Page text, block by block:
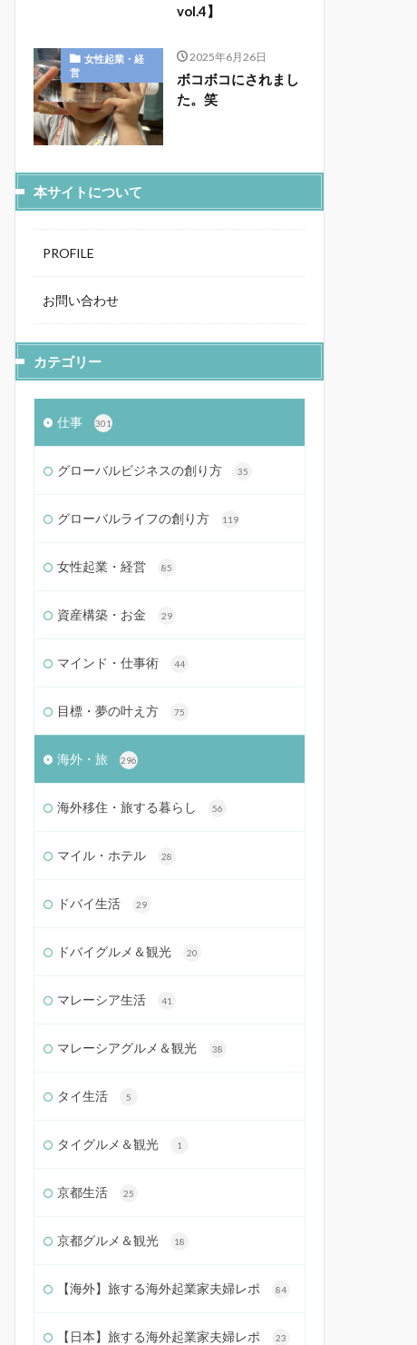
vol.4】
女性起業・経
営
2025年6月26日
ボコボコにされまし
た。笑
本サイトについて
PROFILE
お問い合わせ
カテゴリー
仕事 301
グローバルビジネスの創り方 35
グローバルライフの創り方 119
女性起業・経営 85
資産構築・お金 29
マインド・仕事術 44
目標・夢の叶え方 75
海外・旅 296
海外移住・旅する暮らし 56
マイル・ホテル 28
ドバイ生活 29
ドバイグルメ＆観光 20
マレーシア生活 41
マレーシアグルメ＆観光 38
タイ生活 5
タイグルメ＆観光 1
京都生活 25
京都グルメ＆観光 18
【海外】旅する海外起業家夫婦レポ 84
【日本】旅する海外起業家夫婦レポ 23